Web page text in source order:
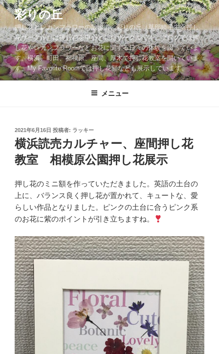
コ
ン
テ
ン
ツ
へ
ス
彩りの丘
押し花とレカンフラワーの散歩道。彩りの丘（草部睦子主宰押し
花サークル）は押し花を中心としたサークルです。ブログでは押
し花やレカンフラワーなどお花に関する日々の体験を綴っていま
す。横浜、町田、相模原、座間、厚木で押し花教室を開いていま
す。My Favorite Roomでは押し花額なども展示しています。
メニュー
投
稿
日:
2021年6月16日 投稿者: ラッキー
横浜読売カルチャー、座間押し花
教室 相模原公園押し花展示
押し花のミニ額を作っていただきました。英語の土台の
上に、バランス良く押し花が置かれて、キュートな、愛
らしい作品となりました。ピンクの土台に合うピンク系
のお花に紫のポイントが引き立ちますね。